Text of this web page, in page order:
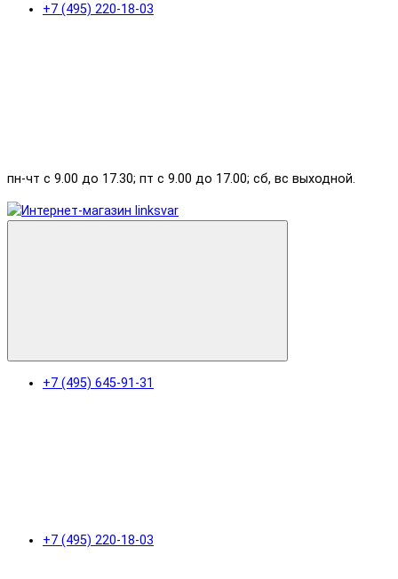
+7 (495) 220-18-03
пн-чт с 9.00 до 17.30; пт с 9.00 до 17.00; сб, вс выходной.
+7 (495) 645-91-31
+7 (495) 220-18-03